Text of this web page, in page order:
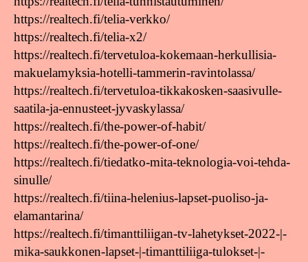
https://realtech.fi/telia-verkko/
https://realtech.fi/telia-x2/
https://realtech.fi/tervetuloa-kokemaan-herkullisia-
makuelamyksia-hotelli-tammerin-ravintolassa/
https://realtech.fi/tervetuloa-tikkakosken-saasivulle-
saatila-ja-ennusteet-jyvaskylassa/
https://realtech.fi/the-power-of-habit/
https://realtech.fi/the-power-of-one/
https://realtech.fi/tiedatko-mita-teknologia-voi-tehda-
sinulle/
https://realtech.fi/tiina-helenius-lapset-puoliso-ja-
elamantarina/
https://realtech.fi/timanttiliigan-tv-lahetykset-2022-|-
mika-saukkonen-lapset-|-timanttiliiga-tulokset-|-